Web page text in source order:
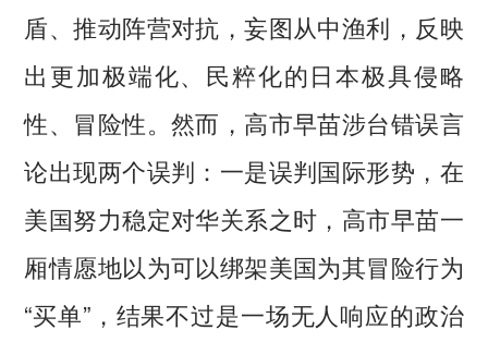
盾、推动阵营对抗，妄图从中渔利，反映
出更加极端化、民粹化的日本极具侵略
性、冒险性。然而，高市早苗涉台错误言
论出现两个误判：一是误判国际形势，在
美国努力稳定对华关系之时，高市早苗一
厢情愿地以为可以绑架美国为其冒险行为
“买单”，结果不过是一场无人响应的政治